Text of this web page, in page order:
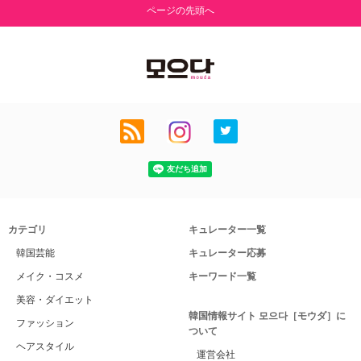
ページの先頭へ
カテゴリ
韓国芸能
メイク・コスメ
美容・ダイエット
ファッション
ヘアスタイル
キュレーター一覧
キュレーター応募
キーワード一覧
韓国情報サイト 모으다［モウダ］に
ついて
運営会社